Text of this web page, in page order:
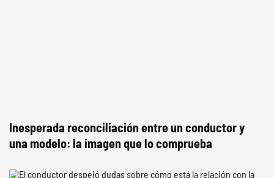
Inesperada reconciliación entre un conductor y
una modelo: la imagen que lo comprueba